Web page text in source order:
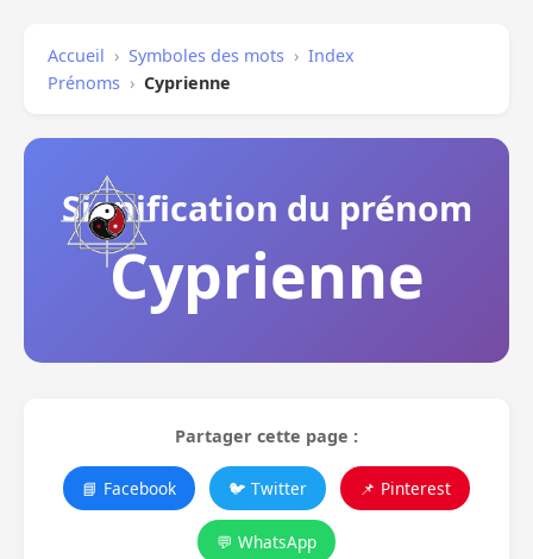
Accueil › Symboles des mots › Index
Prénoms › Cyprienne
Signification du prénom
Cyprienne
Partager cette page :
📘 Facebook 🐦 Twitter 📌 Pinterest
💬 WhatsApp